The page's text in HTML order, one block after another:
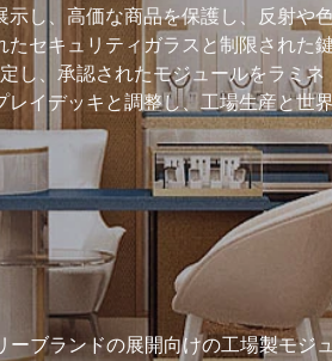
し、高価な商品を保護し、反射や
セキュリティガラスと制限された鍵
し、承認されたモジュールをラミネ
イデッキと調整し、工場生産と世界
ブランドの展開向けの工場製モジュ